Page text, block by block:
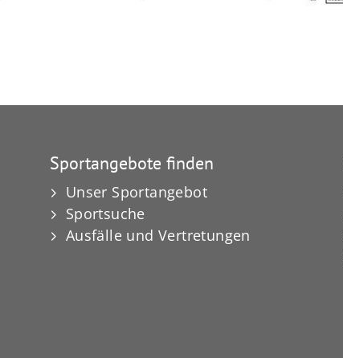
Sportangebote finden
Unser Sportangebot
Sportsuche
Ausfälle und Vertretungen